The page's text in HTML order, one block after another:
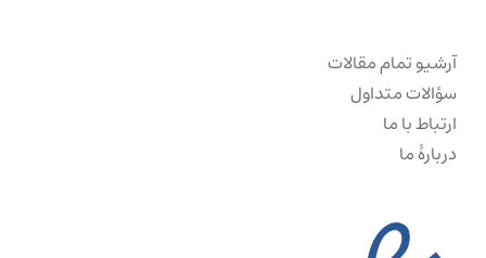
آرشیو تمام مقالات
سؤالات متداول
ارتباط با ما
دربارهٔ ما